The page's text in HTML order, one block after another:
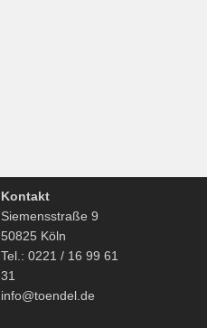
Kontakt
Siemensstraße 9
50825 Köln
Tel.: 0221 / 16 99 61
31
info@toendel.de